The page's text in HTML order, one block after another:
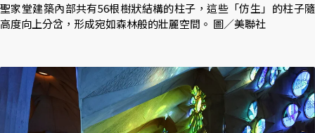
聖家堂建築內部共有56根樹狀結構的柱子，這些「仿生」的柱子隨
高度向上分岔，形成宛如森林般的壯麗空間。 圖／美聯社